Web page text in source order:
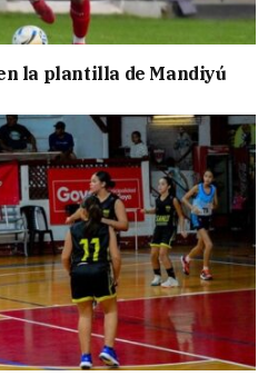
la plantilla de Mandiyú